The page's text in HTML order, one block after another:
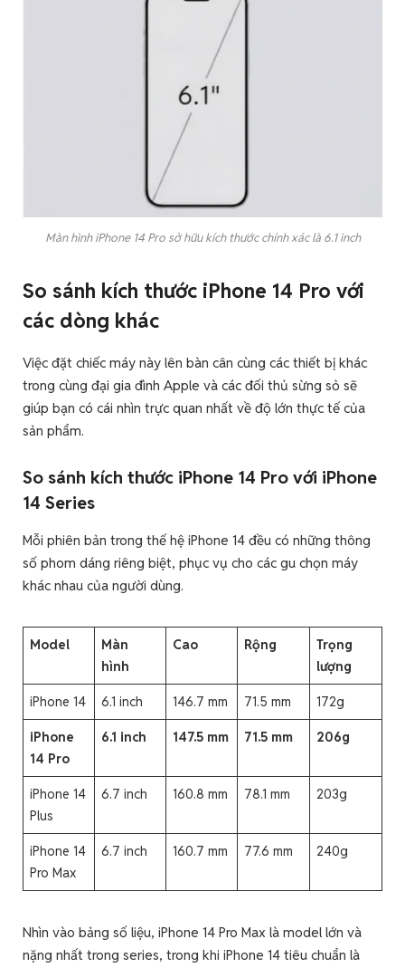
Màn hình iPhone 14 Pro sở hữu kích thước chính xác là 6.1 inch
So sánh kích thước iPhone 14 Pro với
các dòng khác
Việc đặt chiếc máy này lên bàn cân cùng các thiết bị khác
trong cùng đại gia đình Apple và các đối thủ sừng sỏ sẽ
giúp bạn có cái nhìn trực quan nhất về độ lớn thực tế của
sản phẩm.
So sánh kích thước iPhone 14 Pro với iPhone
14 Series
Mỗi phiên bản trong thế hệ iPhone 14 đều có những thông
số phom dáng riêng biệt, phục vụ cho các gu chọn máy
khác nhau của người dùng.
Model
Màn
hình
Cao Rộng
Trọng
lượng
iPhone 14 6.1 inch 146.7 mm 71.5 mm 172g
iPhone
14 Pro
6.1 inch 147.5 mm 71.5 mm 206g
iPhone 14
Plus
6.7 inch 160.8 mm 78.1 mm 203g
iPhone 14
Pro Max
6.7 inch 160.7 mm 77.6 mm 240g
Nhìn vào bảng số liệu, iPhone 14 Pro Max là model lớn và
nặng nhất trong series, trong khi iPhone 14 tiêu chuẩn là